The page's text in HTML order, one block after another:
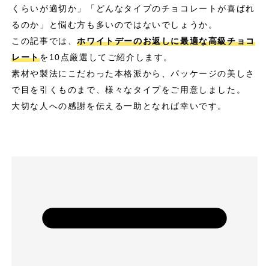
くらいが適切か」「どんなタイプのチョコレートが喜ばれ
るのか」と悩む方も多いのではないでしょうか。
この記事では、ホワイトデーのお返しに最適な高級チョコ
レートを10点厳選してご紹介します。
素材や製法にこだわった本格派から、パッケージの美しさ
で目を引くものまで、様々なタイプをご用意しました。
大切な人への感謝を伝える一助となれば幸いです。